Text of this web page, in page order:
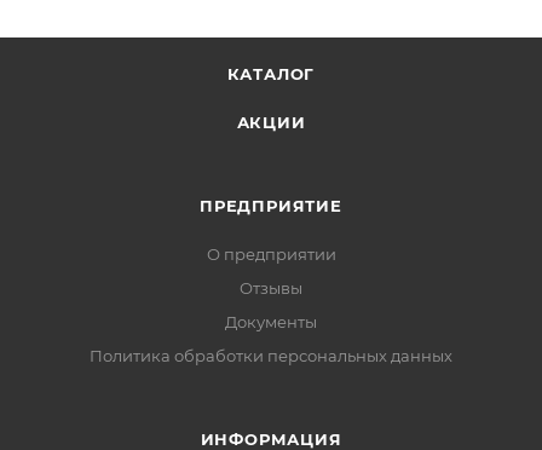
КАТАЛОГ
АКЦИИ
ПРЕДПРИЯТИЕ
О предприятии
Отзывы
Документы
Политика обработки персональных данных
ИНФОРМАЦИЯ